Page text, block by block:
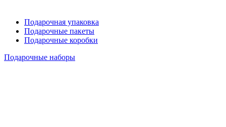
Подарочная упаковка
Подарочные пакеты
Подарочные коробки
Подарочные наборы